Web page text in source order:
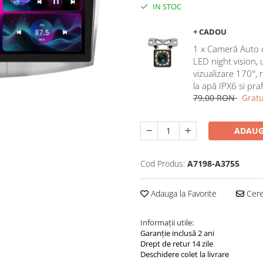
IN STOC
+ CADOU
1 x Cameră Auto
LED night vision,
vizualizare 170°,
la apă IPX6 si praf
79,00 RON
Cod Produs: A7198-A3755
Adauga la Favorite
Informații utile:
Garanție inclusă 2 ani
Drept de retur 14 zile
Deschidere colet la livrare